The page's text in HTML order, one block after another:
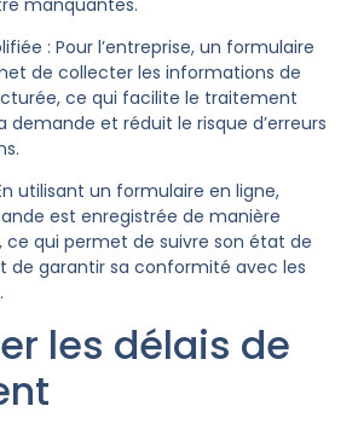
manquantes.
: Pour l’entreprise, un formulaire
de collecter les informations de
ce qui facilite le traitement
demande et réduit le risque d’erreurs
utilisant un formulaire en ligne,
est enregistrée de manière
ce qui permet de suivre son état de
de garantir sa conformité avec les
les délais de